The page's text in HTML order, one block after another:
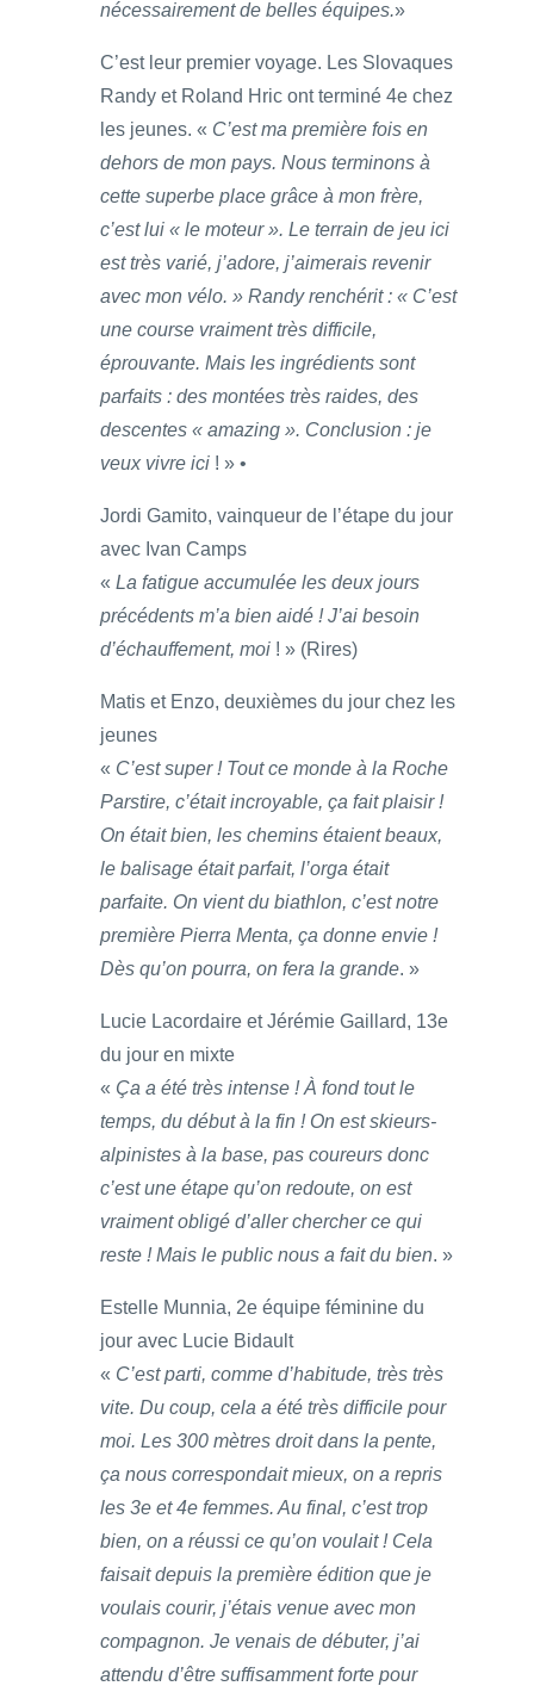
nécessairement de belles équipes.»
C’est leur premier voyage. Les Slovaques
Randy et Roland Hric ont terminé 4e chez
les jeunes. « C’est ma première fois en
dehors de mon pays. Nous terminons à
cette superbe place grâce à mon frère,
c’est lui « le moteur ». Le terrain de jeu ici
est très varié, j’adore, j’aimerais revenir
avec mon vélo. » Randy renchérit : « C’est
une course vraiment très difficile,
éprouvante. Mais les ingrédients sont
parfaits : des montées très raides, des
descentes « amazing ». Conclusion : je
veux vivre ici ! » •
Jordi Gamito, vainqueur de l’étape du jour
avec Ivan Camps
« La fatigue accumulée les deux jours
précédents m’a bien aidé ! J’ai besoin
d’échauffement, moi ! » (Rires)
Matis et Enzo, deuxièmes du jour chez les
jeunes
« C’est super ! Tout ce monde à la Roche
Parstire, c’était incroyable, ça fait plaisir !
On était bien, les chemins étaient beaux,
le balisage était parfait, l’orga était
parfaite. On vient du biathlon, c’est notre
première Pierra Menta, ça donne envie !
Dès qu’on pourra, on fera la grande. »
Lucie Lacordaire et Jérémie Gaillard, 13e
du jour en mixte
« Ça a été très intense ! À fond tout le
temps, du début à la fin ! On est skieurs-
alpinistes à la base, pas coureurs donc
c’est une étape qu’on redoute, on est
vraiment obligé d’aller chercher ce qui
reste ! Mais le public nous a fait du bien. »
Estelle Munnia, 2e équipe féminine du
jour avec Lucie Bidault
« C’est parti, comme d’habitude, très très
vite. Du coup, cela a été très difficile pour
moi. Les 300 mètres droit dans la pente,
ça nous correspondait mieux, on a repris
les 3e et 4e femmes. Au final, c’est trop
bien, on a réussi ce qu’on voulait ! Cela
faisait depuis la première édition que je
voulais courir, j’étais venue avec mon
compagnon. Je venais de débuter, j’ai
attendu d’être suffisamment forte pour